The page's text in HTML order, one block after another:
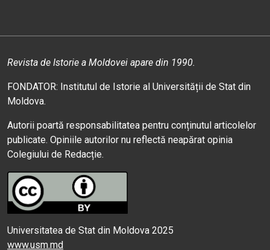
Revista de Istorie a Moldovei apare din 1990.
FONDATOR: Institutul de Istorie al Universității de Stat din
Moldova.
Autorii poartă responsabilitatea pentru conținutul articolelor
publicate. Opiniile autorilor nu reflectă neapărat opinia
Colegiului de Redacție.
Universitatea de Stat din Moldova 2025
www.usm.md